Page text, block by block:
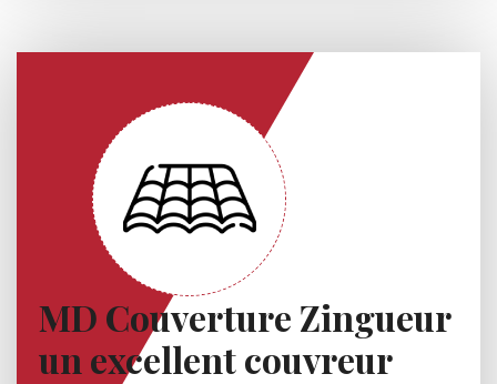
MD Couverture Zingueur
un excellent couvreur